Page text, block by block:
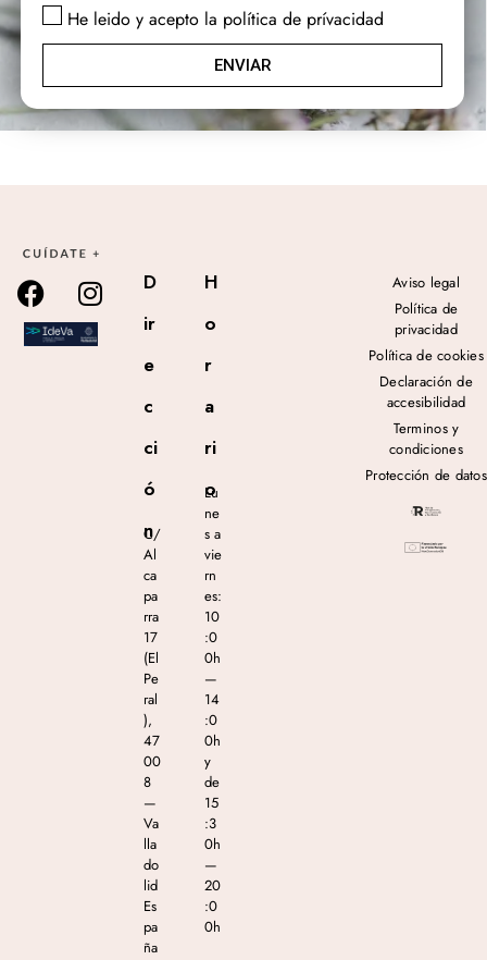
He leido y acepto la política de prívacidad
ENVIAR
D
ir
e
c
ci
ó
n
C/
Al
ca
pa
rra
17
(El
Pe
ral
),
47
00
8
—
Va
lla
do
lid
Es
pa
ña
H
o
r
a
ri
o
Lu
ne
s a
vie
rn
es:
10
:0
0h
—
14
:0
0h
y
de
15
:3
0h
—
20
:0
0h
Aviso legal
Política de
privacidad
Política de cookies
Declaración de
accesibilidad
Terminos y
condiciones
Protección de datos